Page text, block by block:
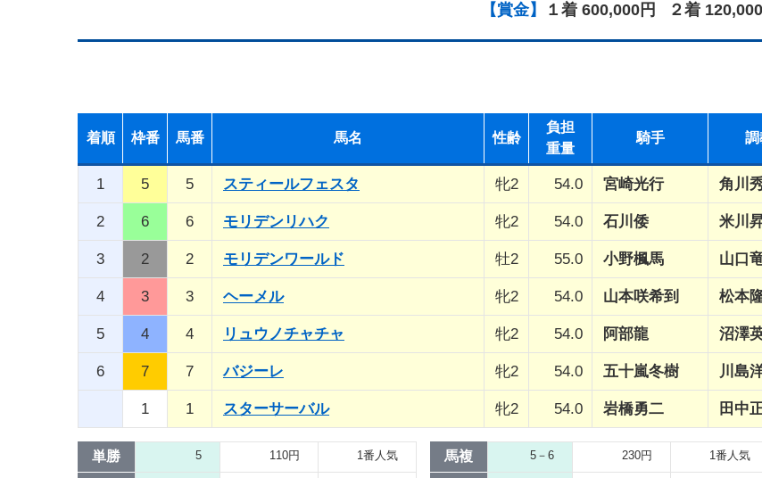
【賞金】 １着 600,000円 ２着
着順 枠番 馬番 馬名 性齢
負担
重量
騎手 調
1 5 5 スティールフェスタ 牝2 54.0 宮崎光行 角川
2 6 6 モリデンリハク 牝2 54.0 石川倭 米川
3 2 2 モリデンワールド 牡2 55.0 小野楓馬 山口
4 3 3 ヘーメル 牝2 54.0 山本咲希到 松本
5 4 4 リュウノチャチャ 牝2 54.0 阿部龍 沼澤
6 7 7 バジーレ 牝2 54.0 五十嵐冬樹 川島
1 1 スターサーバル 牝2 54.0 岩橋勇二 田中
単勝 5 110円 1番人気 馬複 5－6 230円 1番人気